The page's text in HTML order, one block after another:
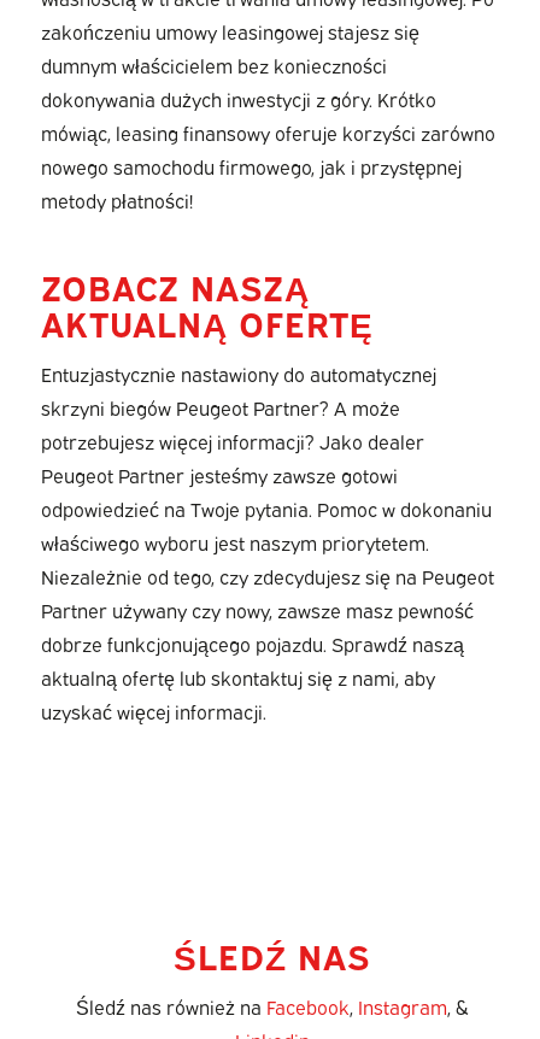
zakończeniu umowy leasingowej stajesz się
dumnym właścicielem bez konieczności
dokonywania dużych inwestycji z góry. Krótko
mówiąc, leasing finansowy oferuje korzyści zarówno
nowego samochodu firmowego, jak i przystępnej
metody płatności!
ZOBACZ NASZĄ
AKTUALNĄ OFERTĘ
Entuzjastycznie nastawiony do automatycznej
skrzyni biegów Peugeot Partner? A może
potrzebujesz więcej informacji? Jako dealer
Peugeot Partner jesteśmy zawsze gotowi
odpowiedzieć na Twoje pytania. Pomoc w dokonaniu
właściwego wyboru jest naszym priorytetem.
Niezależnie od tego, czy zdecydujesz się na Peugeot
Partner używany czy nowy, zawsze masz pewność
dobrze funkcjonującego pojazdu. Sprawdź naszą
aktualną ofertę lub skontaktuj się z nami, aby
uzyskać więcej informacji.
ŚLEDŹ NAS
Śledź nas również na Facebook, Instagram, &